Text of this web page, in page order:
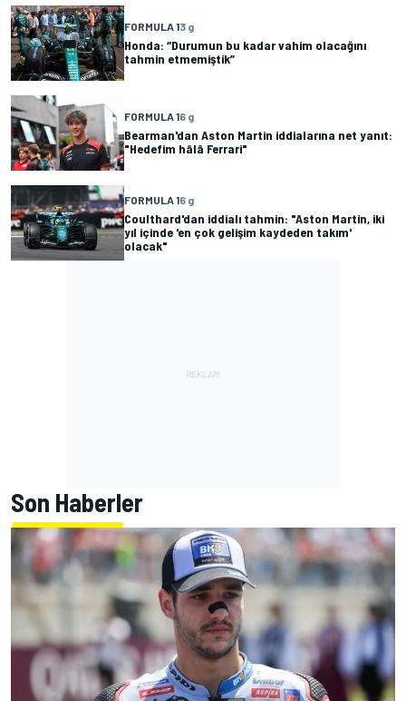
FORMULA 13 g
Honda: “Durumun bu kadar vahim olacağını
tahmin etmemiştik”
FORMULA 16 g
Bearman'dan Aston Martin iddialarına net yanıt:
"Hedefim hâlâ Ferrari"
FORMULA 16 g
Coulthard'dan iddialı tahmin: "Aston Martin, iki
yıl içinde 'en çok gelişim kaydeden takım'
olacak"
Son Haberler